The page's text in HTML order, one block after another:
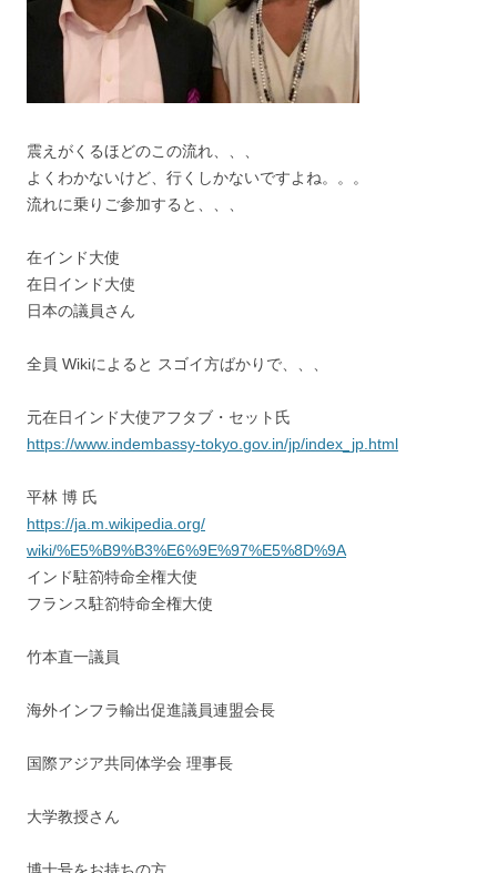
震えがくるほどのこの流れ、、、
よくわかないけど、行くしかないですよね。。。
流れに乗りご参加すると、、、
在インド大使
在日インド大使
日本の議員さん
全員 Wikiによると スゴイ方ばかりで、、、
元在日インド大使アフタブ・セット氏
https://www.indembassy-tokyo. gov.in/jp/index_jp.html
平林 博 氏
https://ja.m.wikipedia.org/
wiki/%E5%B9%B3%E6%9E%97%E5%8D%9A
インド駐箚特命全権大使
フランス駐箚特命全権大使
竹本直一議員
海外インフラ輸出促進議員連盟会長
国際アジア共同体学会 理事長
大学教授さん